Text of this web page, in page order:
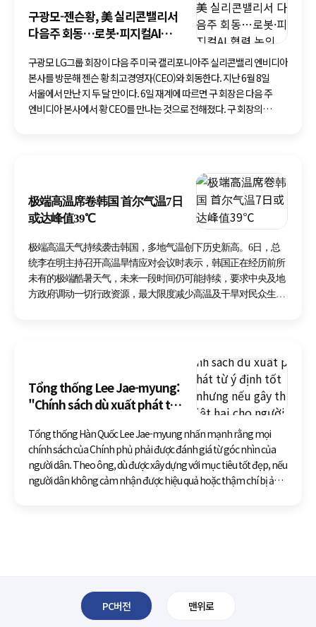
구광모-젠슨황, 美 실리콘밸리서
다음주 회동…로봇·피지컬AI
구광모 LG그룹 회장이 다음 주 미국 캘리포니아주 실리콘밸리 엔비디아
본사를 방문해 젠슨 황 최고경영자(CEO)와 회동한다. 지난 6월 8일
서울에서 만난 지 두 달 만이다. 6일 재계에 따르면 구 회장은 다음 주
엔비디아 본사에서 황 CEO를 만나는 것으로 전해졌다. 구 회장의
방침을 밝혔다. 구 회장은 회담 직후 "오늘은 시간이 부족해 세부적인
논의를 하지 못했지만 다음에 미국 캘리포니아로 초청하겠다는
이야기도 나눴다
极端高温席卷韩国 首尔气温7日
或达峰值39℃
极端高温天气持续袭击韩国，多地气温创下历史新高。6日，总
统李在明主持召开高温旱情应对会议时表示，韩国正在经历前所
未有的极端酷暑天气，未来一段时间仍可能持续，要求中央及地
方政府调动一切行政资源，最大限度减少高温及干旱对民众生命
部门和地方政府充分调配人员和资源，加强对独居老人、棚户区
居民等弱势群体的关怀，上门为无法正常使用制冷设施的人员提
供帮助。同时，加强建筑工地等户外作业场所巡查，严格落实高
温时段停工或休息制度，确保劳动者安全。
Tổng thống Lee Jae-myung:
"Chính sách dù xuất phát từ ý
hại cho người dân thì thà
không làm còn hơn"
Tổng thống Hàn Quốc Lee Jae-myung nhấn mạnh rằng mọi
chính sách của Chính phủ phải được đánh giá từ góc nhìn của
người dân. Theo ông, dù được xây dựng với mục tiêu tốt đẹp, nếu
người dân không cảm nhận được hiệu quả hoặc thậm chí bị ảnh
PC버전 맨위로